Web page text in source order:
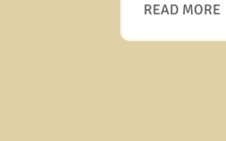
READ MORE